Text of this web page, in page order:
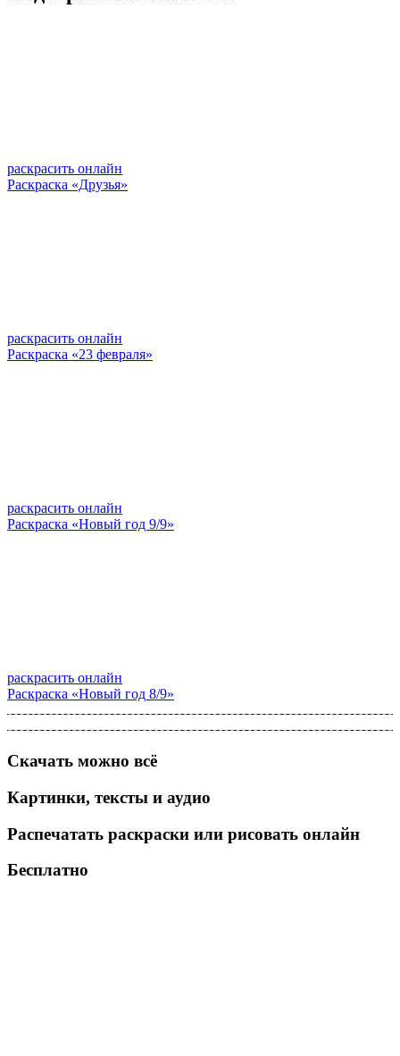
раскрасить онлайн
Раскраска «Друзья»
раскрасить онлайн
Раскраска «23 февраля»
раскрасить онлайн
Раскраска «Новый год 9/9»
раскрасить онлайн
Раскраска «Новый год 8/9»
Скачать можно всё
Картинки, тексты и аудио
Распечатать раскраски или рисовать онлайн
Бесплатно